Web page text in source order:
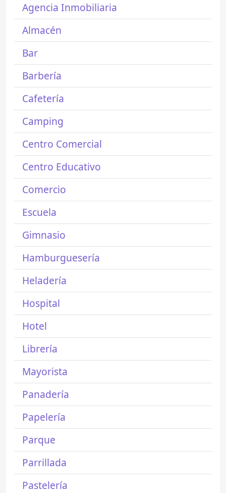
Agencia Inmobiliaria
Almacén
Bar
Barbería
Cafetería
Camping
Centro Comercial
Centro Educativo
Comercio
Escuela
Gimnasio
Hamburguesería
Heladería
Hospital
Hotel
Librería
Mayorista
Panadería
Papelería
Parque
Parrillada
Pastelería